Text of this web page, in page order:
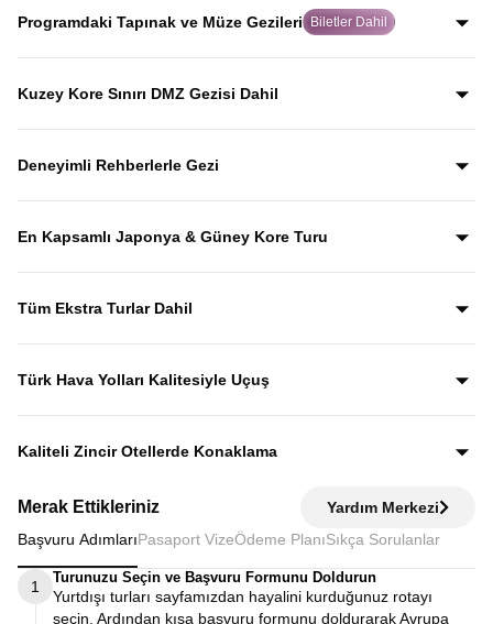
konaklayarak, Japon kültürünün kalbi olan bu tarihi şehri
acele etmeden keşfetme imkanı sunulur.
Programdaki Tapınak ve Müze Gezileri Biletler Dahil
Gyeongbokgung Sarayı, Kinkaku-ji, Todai-ji, Senso-ji ve
Kamakura Bambu Bahçesi gibi önemli kültürel durakların
Kuzey Kore Sınırı DMZ Gezisi Dahil
Güney Kore–Kuzey Kore arasındaki DMZ sınır hattına
yapılan özel gezi fiyata dahil olup, Kuzey Kore sınırını
Deneyimli Rehberlerle Gezi
Yıllardır bu tur rotasını birebir uygulayan ve deneyimleyen
rehberler eşliğinde gezerek; şehirleri sadece görmekle
En Kapsamlı Japonya & Güney Kore Turu
Japonya ve Güney Kore’nin en ikonik şehirlerini ve kültürel
duraklarını aceleye getirmeden, tek turda gezebileceğiniz
Tüm Ekstra Turlar Dahil
Yola çıktığınızda sürpriz ödemelerle karşılaşmazsınız.
Ekstra tur ücreti alınmaz; programda yer alan tüm geziler
Türk Hava Yolları Kalitesiyle Uçuş
Dünyanın en iyi havayollarından biri olan Türk Hava
Yolları’nın konforu ve hizmet kalitesiyle seyahat edersiniz.
Kaliteli Zincir Otellerde Konaklama
kalınırken, Avrupa Rüyası’nda merkeze yakın kaliteli zincir
otellerde konaklayarak zamanınızı verimli kullanırsınız.
Merak Ettikleriniz
Yardım Merkezi
Başvuru AdımlarıPasaport VizeÖdeme Planı Sıkça Sorulanlar
1
Turunuzu Seçin ve Başvuru Formunu Doldurun
Yurtdışı turları sayfamızdan hayalini kurduğunuz rotayı
seçin. Ardından kısa başvuru formunu doldurarak Avrupa